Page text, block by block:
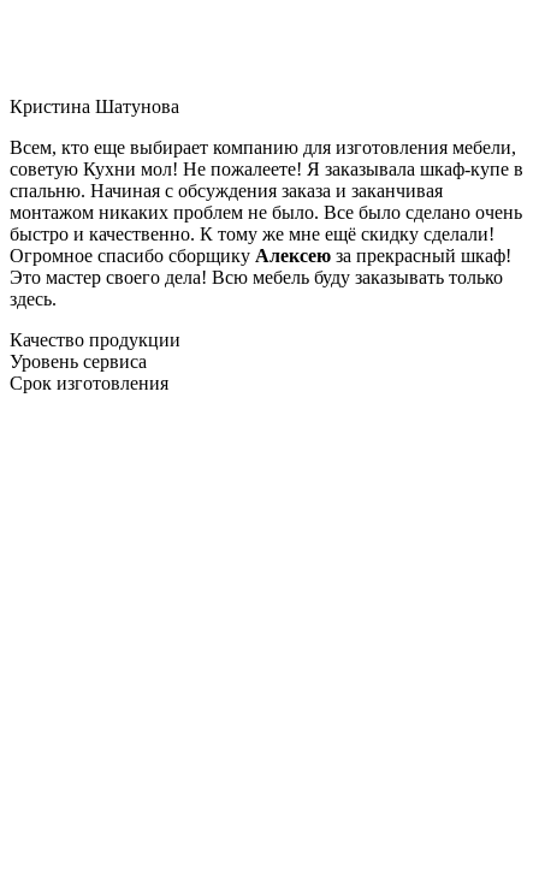
Кристина Шатунова
Всем, кто еще выбирает компанию для изготовления мебели,
советую Кухни мол! Не пожалеете! Я заказывала шкаф-купе в
спальню. Начиная с обсуждения заказа и заканчивая
монтажом никаких проблем не было. Все было сделано очень
быстро и качественно. К тому же мне ещё скидку сделали!
Огромное спасибо сборщику Алексею за прекрасный шкаф!
Это мастер своего дела! Всю мебель буду заказывать только
здесь.
Качество продукции
Уровень сервиса
Срок изготовления